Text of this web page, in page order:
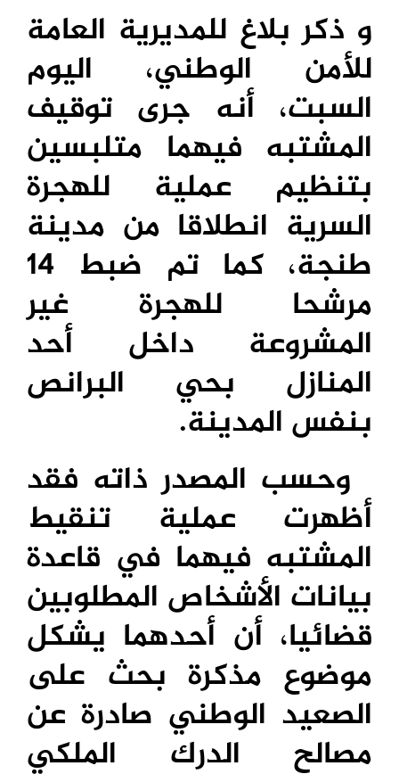
و ذكر بلاغ للمديرية العامة
للأمن الوطني، اليوم
السبت، أنه جرى توقيف
المشتبه فيهما متلبسين
بتنظيم عملية للهجرة
السرية انطلاقا من مدينة
طنجة، كما تم ضبط 14
مرشحا للهجرة غير
المشروعة داخل أحد
المنازل بحي البرانص
بنفس المدينة.
وحسب المصدر ذاته فقد
أظهرت عملية تنقيط
المشتبه فيهما في قاعدة
بيانات الأشخاص المطلوبين
قضائيا، أن أحدهما يشكل
موضوع مذكرة بحث على
الصعيد الوطني صادرة عن
مصالح الدرك الملكي